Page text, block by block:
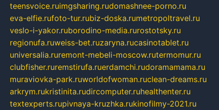
teensvoice.ruimgsharing.rudomashnee-porno.ru
eva-elfie.rufoto-tur.rubiz-doska.rumetropoltravel.ru
veslo-i-yakor.ruborodino-media.rurostotsky.ru
regionufa.ruweiss-bet.ruzaryna.rucasinotablet.ru
universalia.ruremont-mebeli-moscow.rutermomur.ru
clubfisher.ruremstirufa.ruerdamchi.rudoramamama.ru
muraviovka-park.ruworldofwoman.ruclean-dreams.ru
arkrym.rukristinita.rudircomputer.ruhealthenter.ru
textexperts.rupivnaya-kruzhka.rukinofilmy-2021.ru